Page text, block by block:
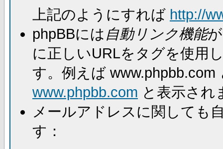
上記のようにすれば http://
phpBBには 自動リンク機能
に正しいURLをタグを使用
す。例えば
www.phpbb.com と表示され
メールアドレスに関しても
す：